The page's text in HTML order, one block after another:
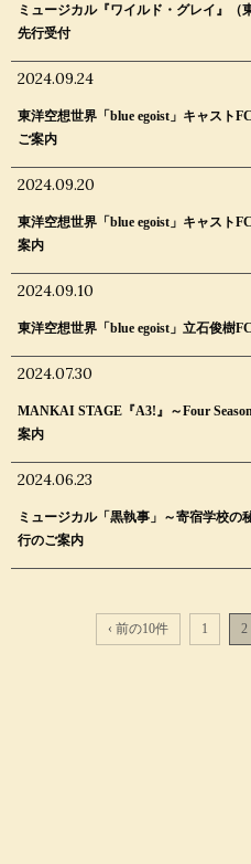
ミュージカル『ワイルド・グレイ』
先行受付
2024.09.24
東洋空想世界「blue egoist」キャスト
ご案内
2024.09.20
東洋空想世界「blue egoist」キャスト
案内
2024.09.10
東洋空想世界「blue egoist」立石俊樹
2024.07.30
MANKAI STAGE『A3!』～Four
案内
2024.06.23
ミュージカル「黒執事」～寄宿学校の
行のご案内
‹ 前の10件 1 2